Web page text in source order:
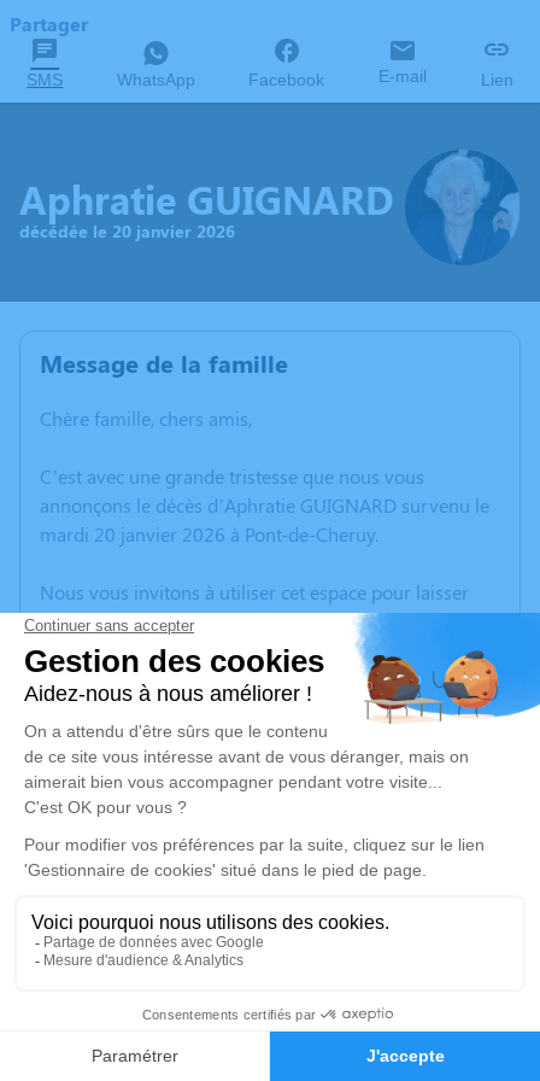
Faire-part Hommages
Partager
SMS WhatsApp Facebook E-mail Lien
Aphratie GUIGNARD
décédée le 20 janvier 2026
Message de la famille
Chère famille, chers amis,
C’est avec une grande tristesse que nous vous
annonçons le décès d’Aphratie GUIGNARD survenu le
mardi 20 janvier 2026 à Pont-de-Cheruy.
Nous vous invitons à utiliser cet espace pour laisser
vos condoléances, partager des photos souvenirs, une
anecdote ou exprimer vos pensées à travers des
poèmes ou des textes. Cet endroit est un lieu
d'expression dédié à honorer la mémoire d’Aphratie
GUIGNARD.
Un service de plantation d’arbre hommage est
disponible ici.
Je rends hommage
Cérémonie
Eglise Orthodoxe
38230 Charvieu Chavagneux